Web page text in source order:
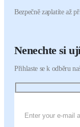
Bezpečně zaplatíte až
Nenechte si
Přihlaste se k odběru